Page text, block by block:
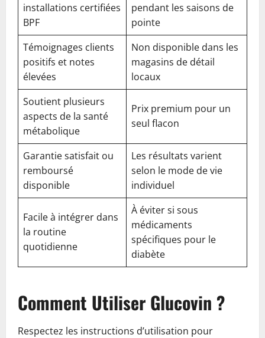
installations certifiées
BPF
pendant les saisons de
pointe
Témoignages clients
positifs et notes
élevées
Non disponible dans les
magasins de détail
locaux
Soutient plusieurs
aspects de la santé
métabolique
Prix premium pour un
seul flacon
Garantie satisfait ou
remboursé
disponible
Les résultats varient
selon le mode de vie
individuel
Facile à intégrer dans
la routine
quotidienne
À éviter si sous
médicaments
spécifiques pour le
diabète
Comment Utiliser Glucovin ?
Respectez les instructions d’utilisation pour